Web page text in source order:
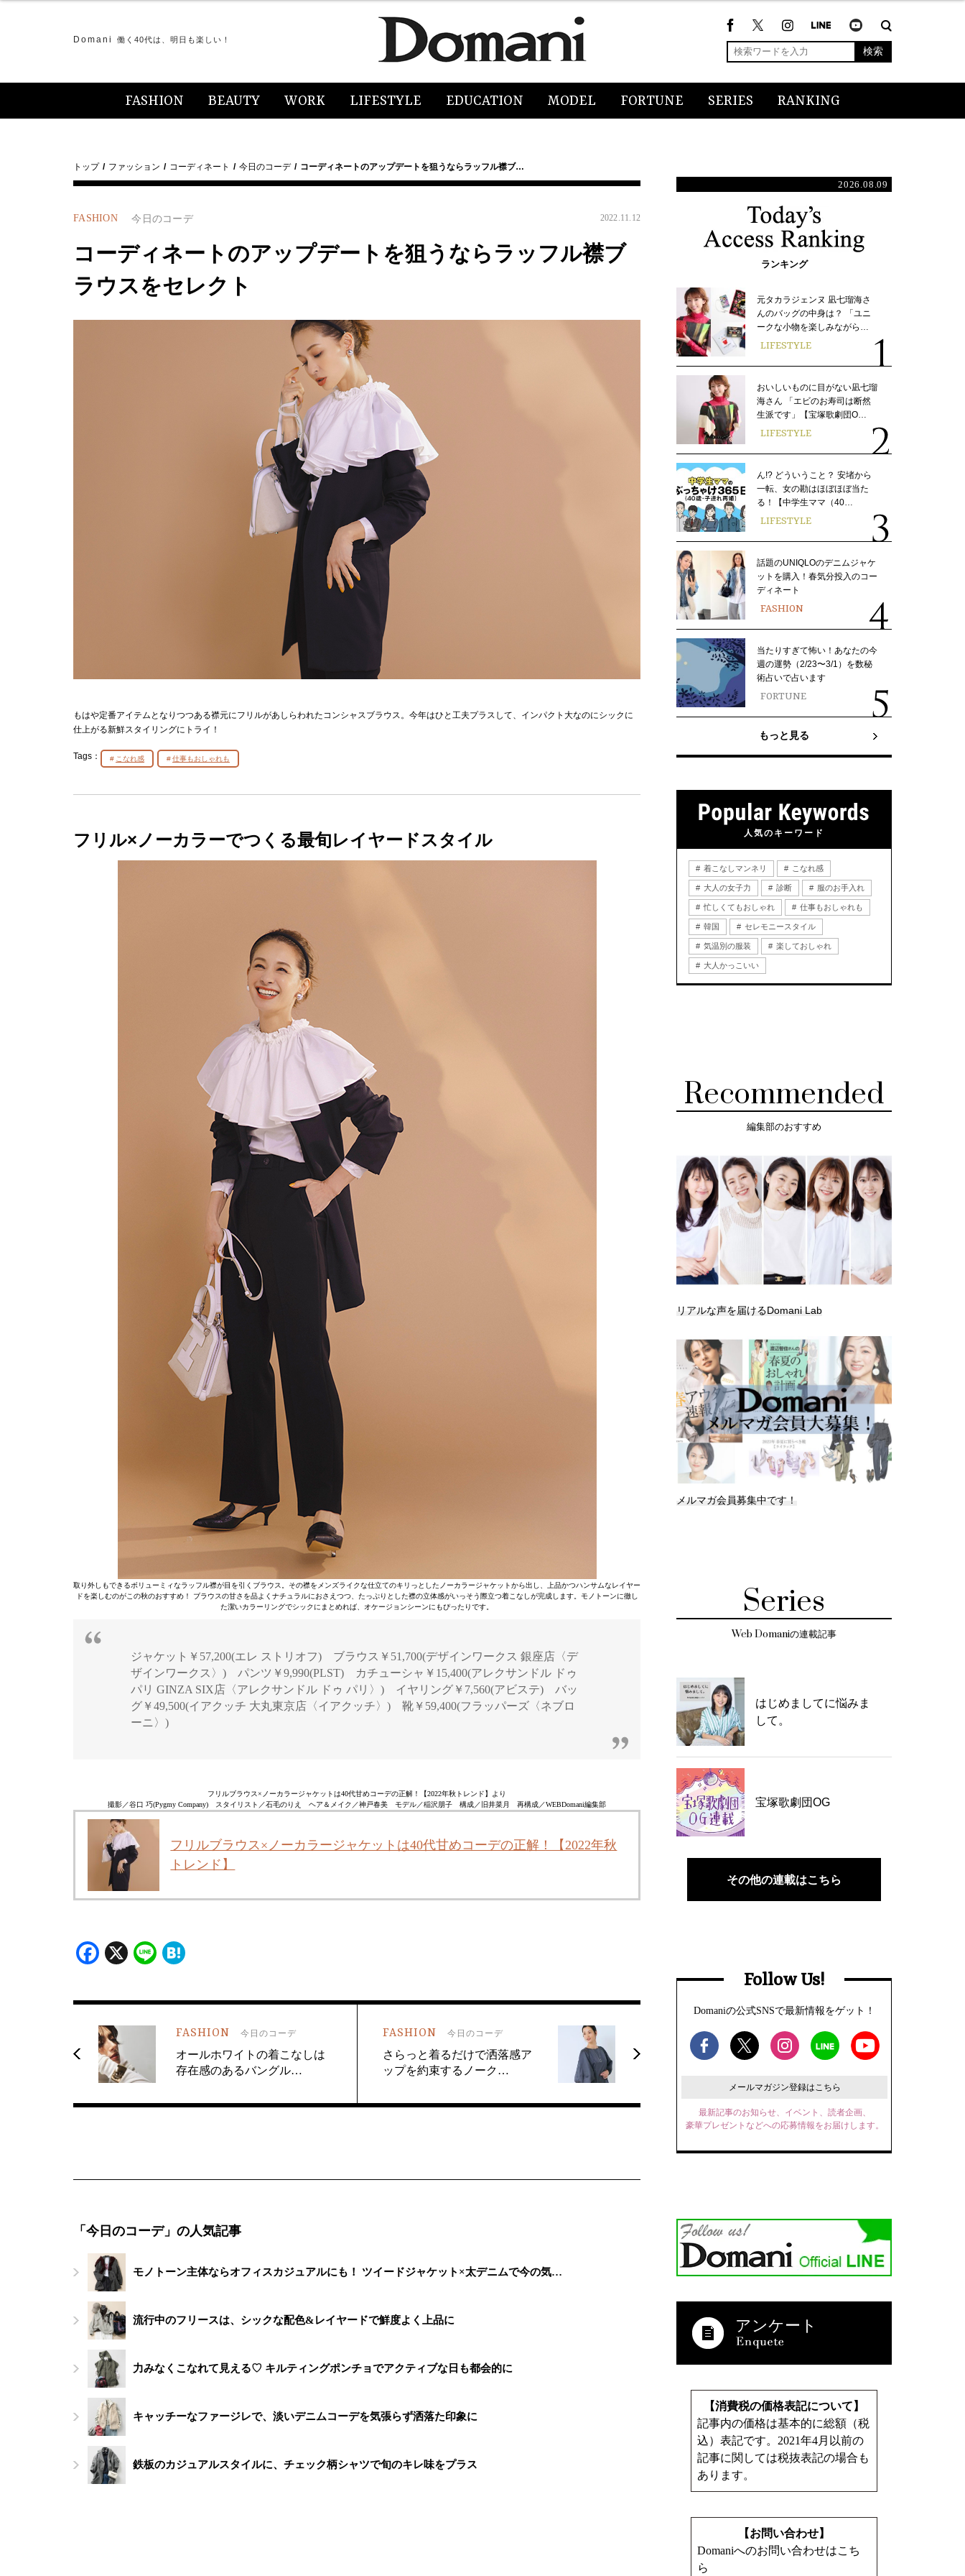
Domani 働く40代は、明日も楽しい！
検索
FASHION BEAUTY WORK LIFESTYLE EDUCATION MODEL FORTUNE SERIES RANKING
トップ ファッション コーディネート 今日のコーデ コーディネートのアップデートを狙うならラッフル襟ブ…
FASHION 今日のコーデ 2022.11.12
コーディネートのアップデートを狙うならラッフル襟ブ
ラウスをセレクト
もはや定番アイテムとなりつつある襟元にフリルがあしらわれたコンシャスブラウス。今年はひと工夫プラスして、インパクト大なのにシックに
仕上がる新鮮スタイリングにトライ！
Tags： こなれ感 仕事もおしゃれも
フリル×ノーカラーでつくる最旬レイヤードスタイル
取り外しもできるボリューミィなラッフル襟が目を引くブラウス。その襟をメンズライクな仕立てのキリっとしたノーカラージャケットから出し、上品かつハンサムなレイヤー
ドを楽しむのがこの秋のおすすめ！ ブラウスの甘さを品よくナチュラルにおさえつつ、たっぷりとした襟の立体感がいっそう際立つ着こなしが完成します。モノトーンに徹し
た潔いカラーリングでシックにまとめれば、オケージョンシーンにもぴったりです。
ジャケット￥57,200(エレ ストリオフ) ブラウス￥51,700(デザインワークス 銀座店〈デ
ザインワークス〉) パンツ￥9,990(PLST) カチューシャ￥15,400(アレクサンドル ドゥ
パリ GINZA SIX店〈アレクサンドル ドゥ パリ〉) イヤリング￥7,560(アビステ) バッ
グ￥49,500(イアクッチ 大丸東京店〈イアクッチ〉) 靴￥59,400(フラッパーズ〈ネブロ
ーニ〉)
フリルブラウス×ノーカラージャケットは40代甘めコーデの正解！【2022年秋トレンド】より
撮影／谷口 巧(Pygmy Company) スタイリスト／石毛のりえ ヘア＆メイク／神戸春美 モデル／稲沢朋子 構成／旧井菜月 再構成／WEBDomani編集部
フリルブラウス×ノーカラージャケットは40代甘めコーデの正解！【2022年秋
トレンド】
Facebook
X Line
FASHION 今日のコーデ
オールホワイトの着こなしは
存在感のあるバングル…
FASHION 今日のコーデ
さらっと着るだけで洒落感ア
ップを約束するノーク…
「今日のコーデ」の人気記事
モノトーン主体ならオフィスカジュアルにも！ ツイードジャケット×太デニムで今の気…
流行中のフリースは、シックな配色&レイヤードで鮮度よく上品に
力みなくこなれて見える♡ キルティングポンチョでアクティブな日も都会的に
キャッチーなファージレで、淡いデニムコーデを気張らず洒落た印象に
鉄板のカジュアルスタイルに、チェック柄シャツで旬のキレ味をプラス
2026.08.09
ランキング
元タカラジェンヌ 凪七瑠海さ
んのバッグの中身は？ 「ユニ
ークな小物を楽しみながら…
LIFESTYLE
おいしいものに目がない凪七瑠
海さん 「エビのお寿司は断然
生派です」【宝塚歌劇団O…
LIFESTYLE
ん!? どういうこと？ 安堵から
一転、女の勘はほぼほぼ当た
る！【中学生ママ（40…
LIFESTYLE
話題のUNIQLOのデニムジャケ
ットを購入！春気分投入のコー
ディネート
FASHION
当たりすぎて怖い！あなたの今
週の運勢（2/23〜3/1）を数秘
術占いで占います
FORTUNE
もっと見る
人気のキーワード
着こなしマンネリ こなれ感
大人の女子力 診断 服のお手入れ
忙しくてもおしゃれ 仕事もおしゃれも
韓国 セレモニースタイル
気温別の服装 楽しておしゃれ
大人かっこいい
Recommended
編集部のおすすめ
リアルな声を届けるDomani Lab
メルマガ会員募集中です！
Series
Web Domaniの連載記事
はじめましてに悩みま
して。
宝塚歌劇団OG
その他の連載はこちら
Follow Us!
Domaniの公式SNSで最新情報をゲット！
メールマガジン登録はこちら
最新記事のお知らせ、イベント、読者企画、
豪華プレゼントなどへの応募情報をお届けします。
アンケート
【消費税の価格表記について】
記事内の価格は基本的に総額（税
込）表記です。2021年4月以前の
記事に関しては税抜表記の場合も
あります。
【お問い合わせ】
Domaniへのお問い合わせはこち
ら